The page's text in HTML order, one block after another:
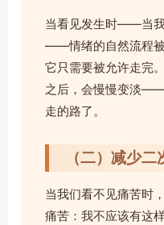
当看见发生时——当
——情绪的自然流程被
它只需要被允许走完
之后，会慢慢变淡
走的路了。
（二）减少
当我们看不见痛苦时
痛苦：我不应该有这